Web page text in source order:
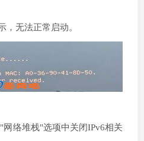
，无法正常启动。
络堆栈"选项中关闭IPv6相关